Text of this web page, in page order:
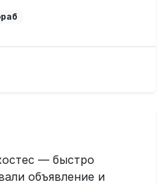
— быстро
объявление и